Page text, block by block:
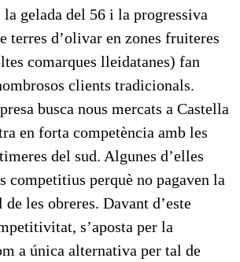
la gelada del 56 i la progressiva
terres d’olivar en zones fruiteres
comarques lleidatanes) fan
clients tradicionals.
busca nous mercats a Castella
en forta competència amb les
del sud. Algunes d’elles
competitius perquè no pagaven la
de les obreres. Davant d’este
s’aposta per la
a única alternativa per tal de